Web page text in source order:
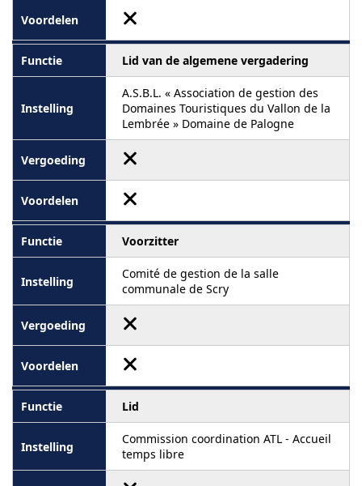
Lid van de algemene vergadering
A.S.B.L. « Association de gestion des
Domaines Touristiques du Vallon de la
Lembrée » Domaine de Palogne
Voorzitter
Comité de gestion de la salle
communale de Scry
Lid
Commission coordination ATL - Accueil
temps libre